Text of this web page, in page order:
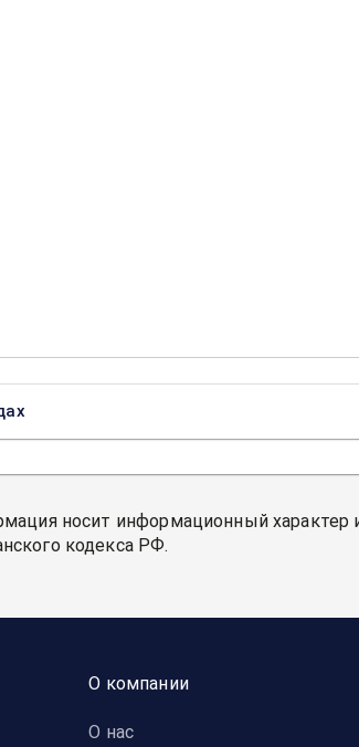
носит информационный
кодекса РФ.
О компании
О нас